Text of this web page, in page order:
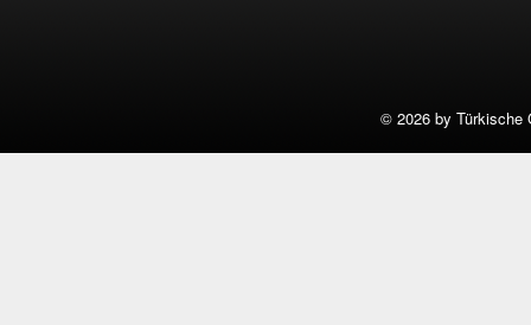
© 2026 by Türkische